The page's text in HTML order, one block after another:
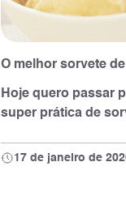
O melhor sorvete
Hoje quero passar
super prática de
17 de janeiro de